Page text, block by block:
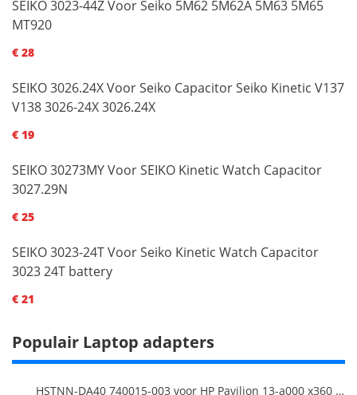
SEIKO 3023-44Z Voor Seiko 5M62 5M62A 5M63 5M65
MT920
€ 28
SEIKO 3026.24X Voor Seiko Capacitor Seiko Kinetic V137
V138 3026-24X 3026.24X
€ 19
SEIKO 30273MY Voor SEIKO Kinetic Watch Capacitor
3027.29N
€ 25
SEIKO 3023-24T Voor Seiko Kinetic Watch Capacitor
3023 24T battery
€ 21
Populair Laptop adapters
HSTNN-DA40 740015-003 voor HP Pavilion 13-a000 x360 11-h000 x2 Series 19.5v 45w 2.31a Blue Charger+Cord